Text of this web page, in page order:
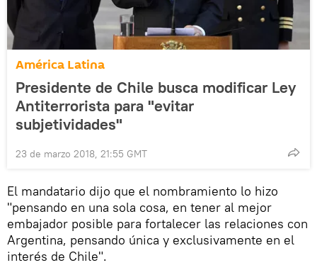
América Latina
Presidente de Chile busca modificar Ley
Antiterrorista para "evitar
subjetividades"
23 de marzo 2018, 21:55 GMT
El mandatario dijo que el nombramiento lo hizo
"pensando en una sola cosa, en tener al mejor
embajador posible para fortalecer las relaciones con
Argentina, pensando única y exclusivamente en el
interés de Chile".